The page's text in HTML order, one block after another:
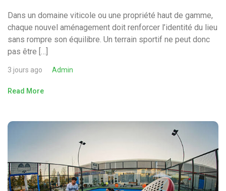
Dans un domaine viticole ou une propriété haut de gamme,
chaque nouvel aménagement doit renforcer l’identité du lieu
sans rompre son équilibre. Un terrain sportif ne peut donc
pas être […]
3 jours ago Admin
Read More